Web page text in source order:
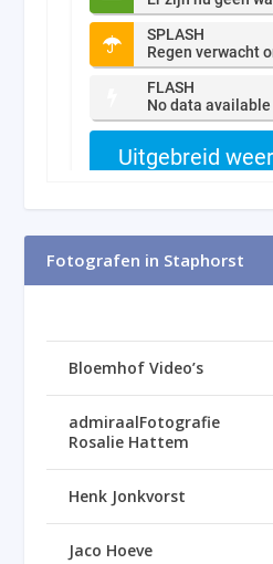
Fotografen in Staphorst
Bloemhof Video’s
admiraalFotografie
Rosalie Hattem
Henk Jonkvorst
Jaco Hoeve